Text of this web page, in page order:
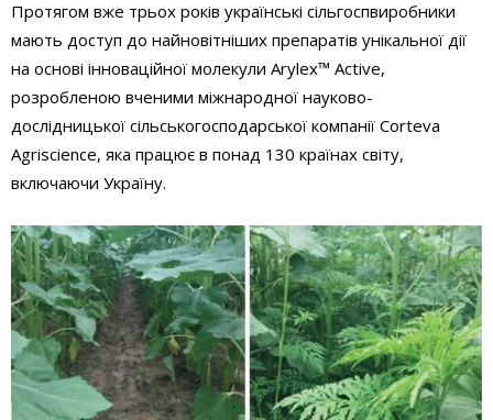
Протягом вже трьох років українські сільгоспвиробники
мають доступ до найновітніших препаратів унікальної дії
на основі інноваційної молекули Arylex™ Active,
розробленою вченими міжнародної науково-
дослідницької сільськогосподарської компанії Corteva
Agriscience, яка працює в понад 130 країнах світу,
включаючи Україну.